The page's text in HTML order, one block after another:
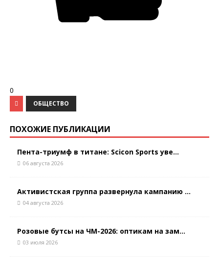
0
ОБЩЕСТВО
ПОХОЖИЕ ПУБЛИКАЦИИ
Пента-триумф в титане: Scicon Sports уве...
06 августа 2026
Активистская группа развернула кампанию ...
04 августа 2026
Розовые бутсы на ЧМ-2026: оптикам на зам...
03 июля 2026